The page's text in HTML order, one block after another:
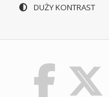
DUŻY KONTRAST